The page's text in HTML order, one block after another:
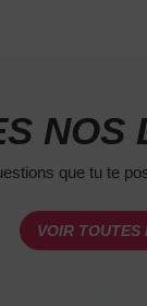
que tu te
VOIR TOUTES